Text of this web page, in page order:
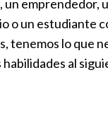
un emprendedor,
o un estudiante
tenemos lo que
habilidades al